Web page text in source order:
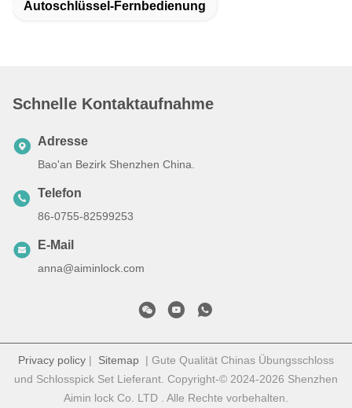
Autoschlüssel-Fernbedienung
Schnelle Kontaktaufnahme
Adresse
Bao'an Bezirk Shenzhen China.
Telefon
86-0755-82599253
E-Mail
anna@aiminlock.com
Privacy policy | Sitemap | Gute Qualität Chinas Übungsschloss
und Schlosspick Set Lieferant. Copyright-© 2024-2026 Shenzhen
Aimin lock Co. LTD . Alle Rechte vorbehalten.